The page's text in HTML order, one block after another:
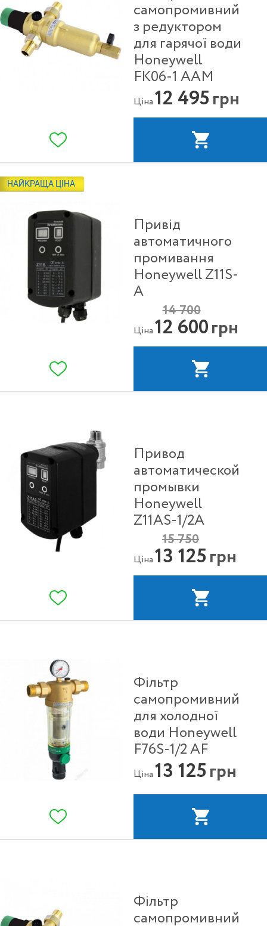
самопромивний
з редуктором
для гарячої води
Honeywell
FK06-1 ААM
Ціна12 495грн
НАЙКРАЩА ЦІНА
Привід
автоматичного
промивання
Honeywell Z11S-
A
Ціна
14 700
12 600грн
Привод
автоматической
промывки
Honeywell
Z11AS-1/2A
Ціна
15 750
13 125грн
Фільтр
самопромивний
для холодної
води Honeywell
F76S-1/2 AF
Ціна13 125грн
Фільтр
самопромивний